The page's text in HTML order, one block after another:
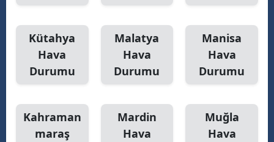
Kütahya
Hava
Durumu
Malatya
Hava
Durumu
Manisa
Hava
Durumu
Kahraman
maraş
Mardin
Hava
Muğla
Hava